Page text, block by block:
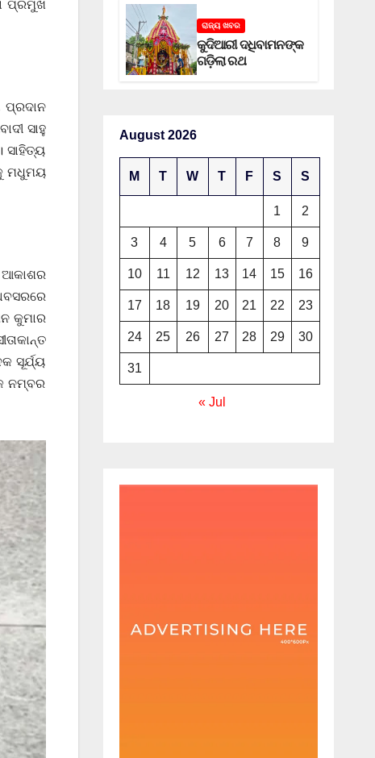
ପ୍ରମୁଖ
ସାହୁ
ସାହିତ୍ୟ
ମଧୁମୟ
ଆକାଶର
କୁମାର
ସୂର୍ଯ୍ୟ
ନମ୍ବର
ରାଜ୍ୟ ଖବର
କୁଦିଆରୀ ଦଧିବାମନଙ୍କ
ଗଡ଼ିଲା ରଥ
August 2026
M T W T F S S
1 2
3 4 5 6 7 8 9
10 11 12 13 14 15 16
17 18 19 20 21 22 23
24 25 26 27 28 29 30
31
« Jul